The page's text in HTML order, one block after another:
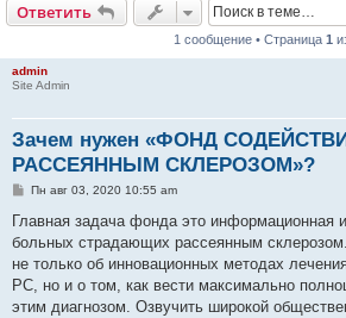
Ответить
1 сообщение • Страница 1
admin
Site Admin
Зачем нужен «ФОНД
РАССЕЯННЫМ СКЛЕРОЗОМ»?
С
о
щ
е
и
е
Пн авг 03, 2020 10:55 am
Главная задача фонда это информационная
больных страдающих рассеянным
не только об инновационных методах
РС, но и о том, как вести максимально
этим диагнозом. Озвучить широкой